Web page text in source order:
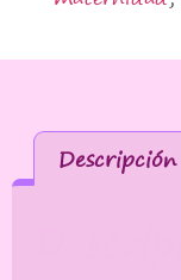
Descripción